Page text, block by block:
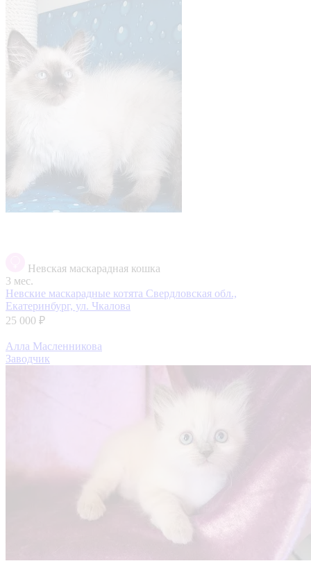
Невская маскарадная кошка
3 мес.
Невские маскарадные котята Свердловская обл.,
Екатеринбург, ул. Чкалова
25 000 ₽
Алла Масленникова
Заводчик